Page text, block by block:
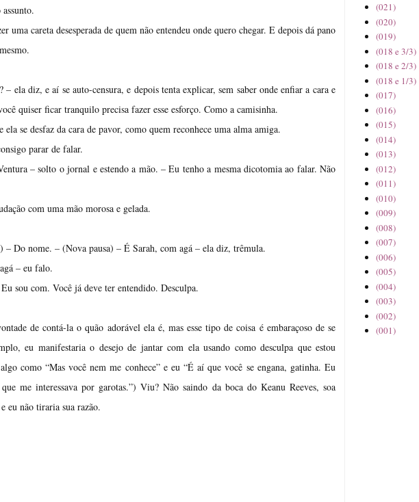
uma careta desesperada de quem não entendeu onde quero chegar. E depois dá pano
ela diz, e aí se auto-censura, e depois tenta explicar, sem saber onde enfiar a cara e
quiser ficar tranquilo precisa fazer esse esforço. Como a camisinha.
se desfaz da cara de pavor, como quem reconhece uma alma amiga.
parar de falar.
– solto o jornal e estendo a mão. – Eu tenho a mesma dicotomia ao falar. Não
com uma mão morosa e gelada.
– Do nome. – (Nova pausa) – É Sarah, com agá – ela diz, trêmula.
– eu falo.
sou com. Você já deve ter entendido. Desculpa.
de contá-la o quão adorável ela é, mas esse tipo de coisa é embaraçoso de se
eu manifestaria o desejo de jantar com ela usando como desculpa que estou
como “Mas você nem me conhece” e eu “É aí que você se engana, gatinha. Eu
me interessava por garotas.”) Viu? Não saindo da boca do Keanu Reeves, soa
eu não tiraria sua razão.
(021)
(020)
(019)
(018 e 3/3)
(018 e 2/3)
(018 e 1/3)
(017)
(016)
(015)
(014)
(013)
(012)
(011)
(010)
(009)
(008)
(007)
(006)
(005)
(004)
(003)
(002)
(001)